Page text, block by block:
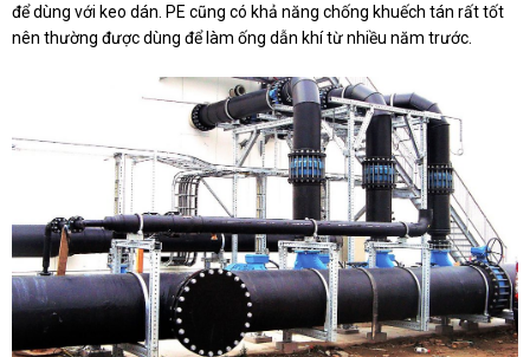
để dùng với keo dán. PE cũng có khả năng chống khuếch tán rất tốt
nên thường được dùng để làm ống dẫn khí từ nhiều năm trước.